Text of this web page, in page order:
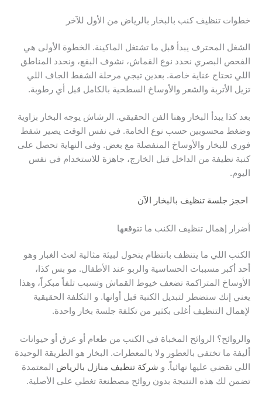
خطوات تنظيف كنب بالبخار بالرياض من الأول للآخر
الشغل المحترف يبدأ قبل ما تشتغل الماكينة. الخطوة الأولى هي
الفحص البصري نحدد نوع القماش، نشوف البقع، ونحدد المناطق
اللي تحتاج عناية خاصة. بعدين تيجي مرحلة الشفط الجاف اللي
تزيل الأتربة والشعر والأوساخ السطحية بالكامل قبل أي رطوبة.
بعد كذا يبدأ البخار وهنا الفن الحقيقي. الرشاش يوجه البخار بزاوية
وضغط محسوبين حسب نوع الخامة. في نفس الوقت يصير شفط
فوري للبخار والأوساخ المنفصلة مع بعض. وفى النهاية تحصل على
كنبة نظيفة من الداخل قبل الخارج، جاهزة للاستخدام في نفس
اليوم.
احجز جلسة تنظيف بالبخار الآن
أضرار إهمال تنظيف الكنب ما تتوقعها
الكنب اللي ما يتنظف بانتظام يتحول لبيئة مثالية لعث الغبار وهو
أحد أكبر مسببات الحساسية والربو عند الأطفال. مو بس كذا،
الأوساخ المتراكمة تضعف خيوط القماش وتسبب تلفاً مبكراً، وهذا
يعني إنك ستضطر لتبديل الكنبة قبل أوانها. و التكلفة الحقيقية
لإهمال التنظيف أغلى بكثير من تكلفة جلسة بخار واحدة.
والروائح؟ الروائح المخباة في الكنب من طعام أو عرق أو حيوانات
أليفة ما تختفي بالعطور ولا بالمعطرات. البخار هو الطريقة الوحيدة
اللي تقضي عليها نهائياً. و شركة تنظيف منازل بالرياض المعتمدة
تضمن لك هذه النتيجة بدون روائح مصطنعة تغطي على الأصلية.